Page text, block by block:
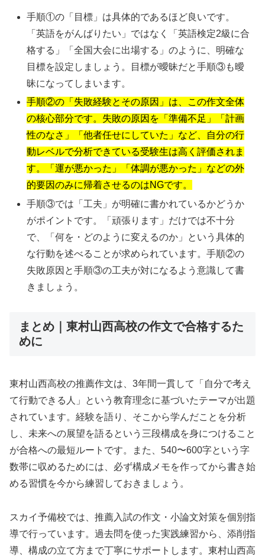
手順①の「目標」は具体的であるほど良いです。
「英語をがんばりたい」ではなく「英語検定2級に合
格する」「全国大会に出場する」のように、明確な
目標を設定しましょう。目標が曖昧だと手順③も曖
昧になってしまいます。
手順②の「失敗経験とその原因」は、この作文全体
の核心部分です。失敗の原因を「準備不足」「計画
性のなさ」「他者任せにしていた」など、自分の行
動レベルで分析できている受験生は高く評価されま
す。「運が悪かった」「体調が悪かった」などの外
的要因のみに帰着させるのはNGです。
手順③では「工夫」が明確に書かれているかどうか
がポイントです。「頑張ります」だけでは不十分
で、「何を・どのように変えるのか」という具体的
な行動を述べることが求められています。手順②の
失敗原因と手順③の工夫が対になるよう意識して書
きましょう。
まとめ｜東村山西高校の作文で合格するた
めに
東村山西高校の推薦作文は、3年間一貫して「自分で考え
て行動できる人」という教育理念に基づいたテーマが出題
されています。経験を語り、そこから学んだことを分析
し、未来への展望を語るという三段構成を身につけること
が合格への最短ルートです。また、540〜600字という字
数帯に収めるためには、必ず構成メモを作ってから書き始
める習慣を今から練習しておきましょう。
スカイ予備校では、推薦入試の作文・小論文対策を個別指
導で行っています。過去問を使った実践練習から、添削指
導、構成の立て方まで丁寧にサポートします。東村山西高